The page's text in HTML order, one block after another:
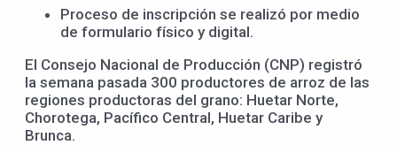
Proceso de inscripción se realizó por medio
de formulario físico y digital.
El Consejo Nacional de Producción (CNP) registró
la semana pasada 300 productores de arroz de las
regiones productoras del grano: Huetar Norte,
Chorotega, Pacífico Central, Huetar Caribe y
Brunca.